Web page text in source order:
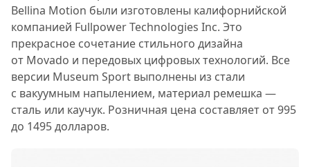
Bellina Motion были изготовлены калифорнийской
компанией Fullpower Technologies Inc. Это
прекрасное сочетание стильного дизайна
от Movado и передовых цифровых технологий. Все
версии Museum Sport выполнены из стали
с вакуумным напылением, материал ремешка —
сталь или каучук. Розничная цена составляет от 995
до 1495 долларов.